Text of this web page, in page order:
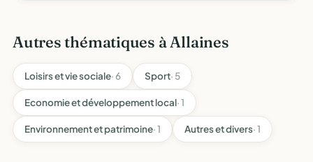
Autres thématiques à Allaines
Loisirs et vie sociale· 6 Sport· 5
Economie et développement local· 1
Environnement et patrimoine· 1 Autres et divers· 1